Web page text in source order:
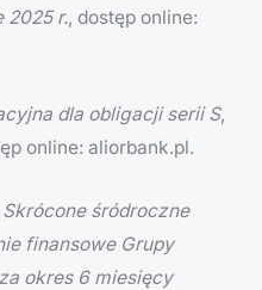
2025 r., dostęp online:
dla obligacji serii S,
online: aliorbank.pl.
Skrócone śródroczne
finansowe Grupy
okres 6 miesięcy